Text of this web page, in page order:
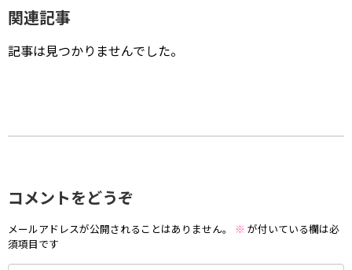
関連記事
記事は見つかりませんでした。
コメントをどうぞ
メールアドレスが公開されることはありません。 ※ が付いている欄は必
須項目です